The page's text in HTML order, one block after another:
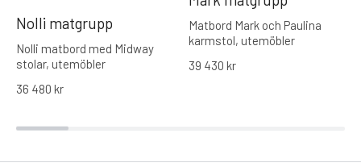
Nolli matgrupp
Nolli matbord med Midway
stolar, utemöbler
36 480 kr
Matbord Mark och Paulina
karmstol, utemöbler
39 430 kr